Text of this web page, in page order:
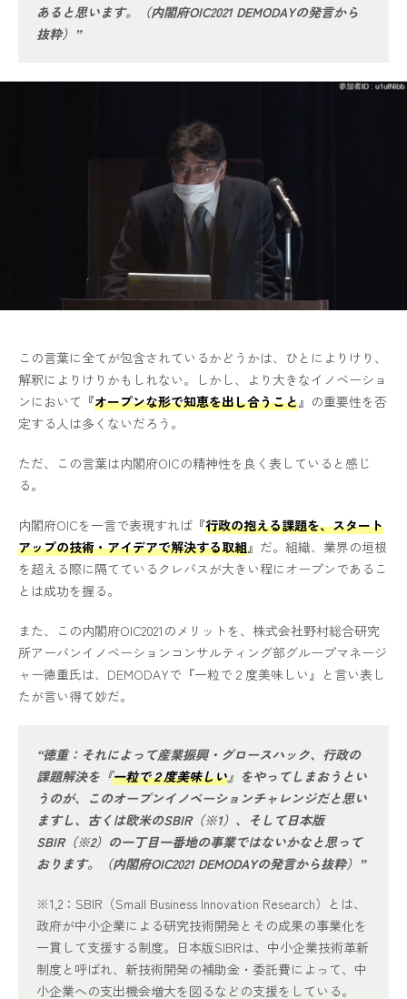
あると思います。（内閣府OIC2021 DEMODAYの発言から
抜粋）”
この言葉に全てが包含されているかどうかは、ひとによりけり、
解釈によりけりかもしれない。しかし、より大きなイノベーショ
ンにおいて 『オープンな形で知恵を出し合うこと』 の重要性を否
定する人は多くないだろう。
ただ、この言葉は内閣府OICの精神性を良く表していると感じ
る。
内閣府OICを一言で表現すれば 『行政の抱える課題を、スタート
アップの技術・アイデアで解決する取組』 だ。組織、業界の垣根
を超える際に隔てているクレバスが大きい程にオープンであるこ
とは成功を握る。
また、この内閣府OIC2021のメリットを、株式会社野村総合研究
所アーバンイノベーションコンサルティング部グループマネージ
ャー徳重氏は、DEMODAYで『一粒で２度美味しい』と言い表し
たが言い得て妙だ。
“徳重：それによって産業振興・グロースハック、行政の
課題解決を『一粒で２度美味しい』をやってしまおうとい
うのが、このオープンイノベーションチャレンジだと思い
ますし、古くは欧米のSBIR（※1）、そして日本版
SBIR（※2）の一丁目一番地の事業ではないかなと思って
おります。（内閣府OIC2021 DEMODAYの発言から抜粋）”
※1,2：SBIR（Small Business Innovation Research）とは、
政府が中小企業による研究技術開発とその成果の事業化を
一貫して支援する制度。日本版SIBRは、中小企業技術革新
制度と呼ばれ、新技術開発の補助金・委託費によって、中
小企業への支出機会増大を図るなどの支援をしている。